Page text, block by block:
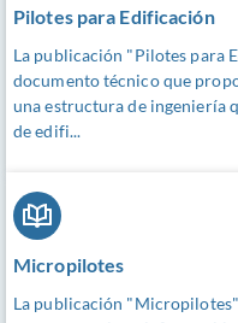
Pilotes para Edificación
La publicación "Pilotes para
documento técnico que
una estructura de ingeniería
de edifi...
Micropilotes
La publicación "Micropilotes"